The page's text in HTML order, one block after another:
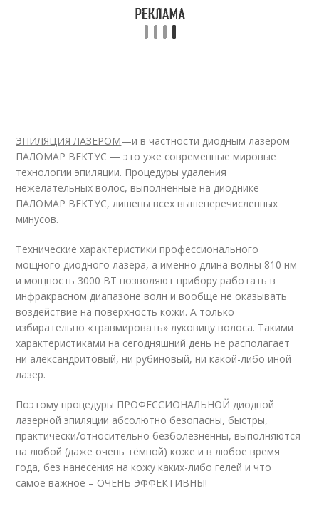
ЭПИЛЯЦИЯ ЛАЗЕРОМ—и в частности диодным лазером
ПАЛОМАР ВЕКТУС — это уже современные мировые
технологии эпиляции. Процедуры удаления
нежелательных волос, выполненные на диоднике
ПАЛОМАР ВЕКТУС, лишены всех вышеперечисленных
минусов.
Технические характеристики профессионального
мощного диодного лазера, а именно длина волны 810 нм
и мощность 3000 ВТ позволяют прибору работать в
инфракрасном диапазоне волн и вообще не оказывать
воздействие на поверхность кожи. А только
избирательно «травмировать» луковицу волоса. Такими
характеристиками на сегодняшний день не располагает
ни александритовый, ни рубиновый, ни какой-либо иной
лазер.
Поэтому процедуры ПРОФЕССИОНАЛЬНОЙ диодной
лазерной эпиляции абсолютно безопасны, быстры,
практически/относительно безболезненны, выполняются
на любой (даже очень тёмной) коже и в любое время
года, без нанесения на кожу каких-либо гелей и что
самое важное – ОЧЕНЬ ЭФФЕКТИВНЫ!